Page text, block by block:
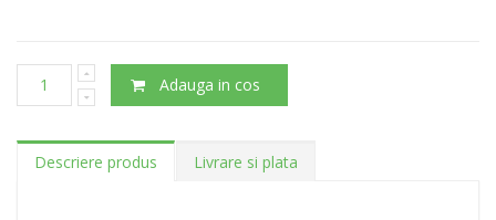
Adauga in cos
Descriere produs Livrare si plata